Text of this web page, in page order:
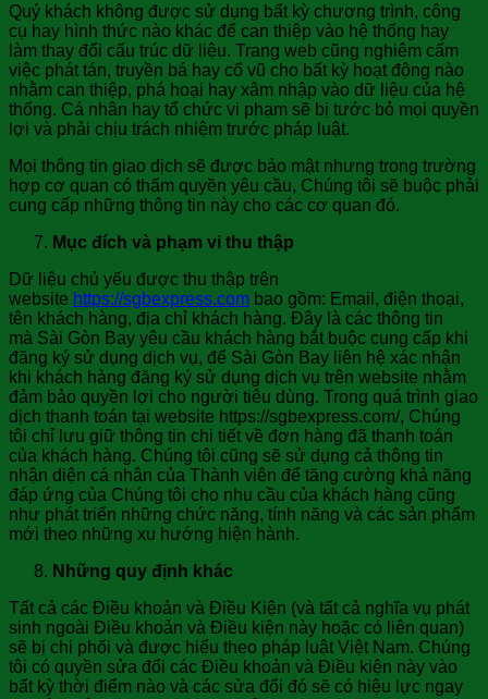
Quý khách không được sử dụng bất kỳ chương trình, công
cụ hay hình thức nào khác để can thiệp vào hệ thống hay
làm thay đổi cấu trúc dữ liệu. Trang web cũng nghiêm cấm
việc phát tán, truyền bá hay cổ vũ cho bất kỳ hoạt động nào
nhằm can thiệp, phá hoại hay xâm nhập vào dữ liệu của hệ
thống. Cá nhân hay tổ chức vi phạm sẽ bị tước bỏ mọi quyền
lợi và phải chịu trách nhiệm trước pháp luật.
Mọi thông tin giao dịch sẽ được bảo mật nhưng trong trường
hợp cơ quan có thẩm quyền yêu cầu, Chúng tôi sẽ buộc phải
cung cấp những thông tin này cho các cơ quan đó.
Mục đích và phạm vi thu thập
Dữ liệu chủ yếu được thu thập trên
website https://sgbexpress.com bao gồm: Email, điện thoại,
tên khách hàng, địa chỉ khách hàng. Đây là các thông tin
mà Sài Gòn Bay yêu cầu khách hàng bắt buộc cung cấp khi
đăng ký sử dụng dịch vụ, để Sài Gòn Bay liên hệ xác nhận
khi khách hàng đăng ký sử dụng dịch vụ trên website nhằm
đảm bảo quyền lợi cho người tiêu dùng. Trong quá trình giao
dịch thanh toán tại website https://sgbexpress.com/, Chúng
tôi chỉ lưu giữ thông tin chi tiết về đơn hàng đã thanh toán
của khách hàng. Chúng tôi cũng sẽ sử dụng cả thông tin
nhận diện cá nhân của Thành viên để tăng cường khả năng
đáp ứng của Chúng tôi cho nhu cầu của khách hàng cũng
như phát triển những chức năng, tính năng và các sản phẩm
mới theo những xu hướng hiện hành.
Những quy định khác
Tất cả các Điều khoản và Điều Kiện (và tất cả nghĩa vụ phát
sinh ngoài Điều khoản và Điều kiện này hoặc có liên quan)
sẽ bị chi phối và được hiểu theo pháp luật Việt Nam. Chúng
tôi có quyền sửa đổi các Điều khoản và Điều kiện này vào
bất kỳ thời điểm nào và các sửa đổi đó sẽ có hiệu lực ngay